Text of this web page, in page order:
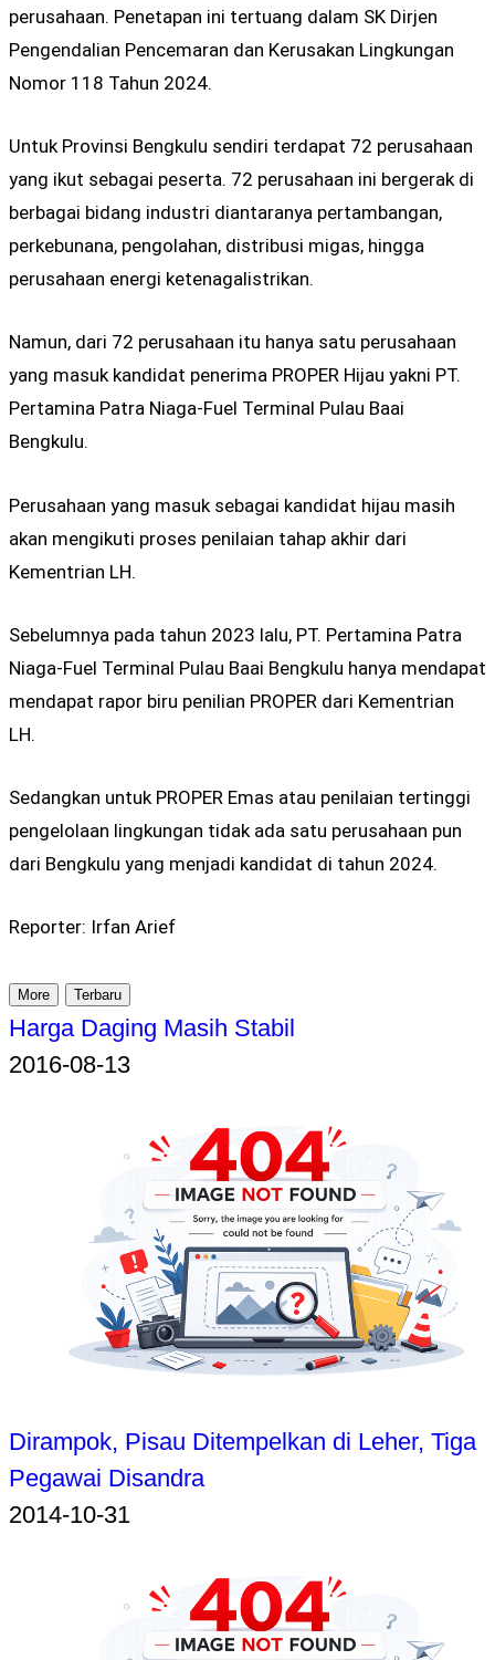
perusahaan. Penetapan ini tertuang dalam SK Dirjen
Pengendalian Pencemaran dan Kerusakan Lingkungan
Nomor 118 Tahun 2024.
Untuk Provinsi Bengkulu sendiri terdapat 72 perusahaan
yang ikut sebagai peserta. 72 perusahaan ini bergerak di
berbagai bidang industri diantaranya pertambangan,
perkebunana, pengolahan, distribusi migas, hingga
perusahaan energi ketenagalistrikan.
Namun, dari 72 perusahaan itu hanya satu perusahaan
yang masuk kandidat penerima PROPER Hijau yakni PT.
Pertamina Patra Niaga-Fuel Terminal Pulau Baai
Bengkulu.
Perusahaan yang masuk sebagai kandidat hijau masih
akan mengikuti proses penilaian tahap akhir dari
Kementrian LH.
Sebelumnya pada tahun 2023 lalu, PT. Pertamina Patra
Niaga-Fuel Terminal Pulau Baai Bengkulu hanya mendapat
mendapat rapor biru penilian PROPER dari Kementrian
LH.
Sedangkan untuk PROPER Emas atau penilaian tertinggi
pengelolaan lingkungan tidak ada satu perusahaan pun
dari Bengkulu yang menjadi kandidat di tahun 2024.
Reporter: Irfan Arief
More Terbaru
Harga Daging Masih Stabil
2016-08-13
Dirampok, Pisau Ditempelkan di Leher, Tiga
Pegawai Disandra
2014-10-31